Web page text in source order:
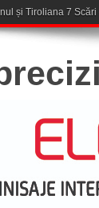
în aer liber la